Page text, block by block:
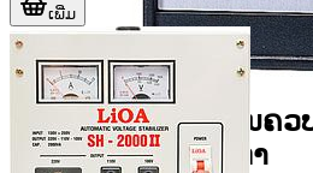
ບົດບາດຂອງອຸປະກອນຄ
ໃນລະບົບອຸດສາຫະກຳ
ເພີ່ມ